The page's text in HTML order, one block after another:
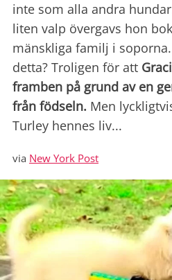
inte som alla andra
liten valp övergavs hon
mänskliga familj i soporna.
detta? Troligen för att
framben på grund av en
från födseln. Men
Turley hennes liv...
via New York Post